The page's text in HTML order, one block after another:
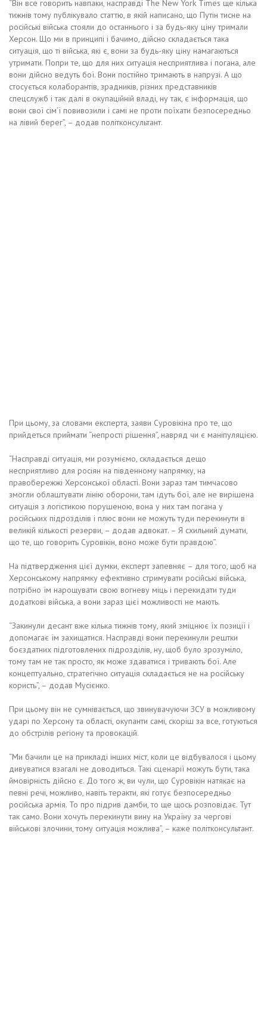
“Він все говорить навпаки, насправді The New York Times ще кілька
тижнів тому публікувало статтю, в якій написано, що Путін тисне на
російські війська стояли до останнього і за будь-яку ціну тримали
Херсон. Що ми в принципі і бачимо, дійсно складається така
ситуація, що ті війська, які є, вони за будь-яку ціну намагаються
утримати. Попри те, що для них ситуація несприятлива і погана, але
вони дійсно ведуть бої. Вони постійно тримають в напрузі. А що
стосується колаборантів, зрадників, різних представників
спецслужб і так далі в окупаційній владі, ну так, є інформація, що
вони свої сім’ї повивозили і самі не проти поїхати безпосередньо
на лівий берег”, – додав політконсультант.
При цьому, за словами експерта, заяви Суровікіна про те, що
прийдеться приймати “непрості рішення”, навряд чи є маніпуляцією.
“Насправді ситуація, ми розуміємо, складається дещо
несприятливо для росіян на південному напрямку, на
правобережжі Херсонської області. Вони зараз там тимчасово
змогли облаштувати лінію оборони, там ідуть бої, але не вирішена
ситуація з логістикою порушеною, вона у них там погана у
російських підрозділів і плюс вони не можуть туди перекинути в
великій кількості резерви, – додав адвокат. – Я схильний думати,
що те, що говорить Суровікін, воно може бути правдою”.
На підтвердження цієї думки, експерт запевняє – для того, щоб на
Херсонському напрямку ефективно стримувати російські війська,
потрібно їм нарощувати свою вогневу міць і перекидати туди
додаткові війська, а вони зараз цієї можливості не мають.
“Закинули десант вже кілька тижнів тому, який зміцнює їх позиції і
допомагає їм захищатися. Насправді вони перекинули рештки
боєздатних підготовлених підрозділів, ну, щоб було зрозуміло,
тому там не так просто, як може здаватися і тривають бої. Але
концептуально, стратегічно ситуація складається не на російську
користь”, – додав Мусієнко.
При цьому він не сумнівається, що звинувачуючи ЗСУ в можливому
ударі по Херсону та області, окупанти самі, скоріш за все, готуються
до обстрілів регіону та провокацій.
“Ми бачили це на прикладі інших міст, коли це відбувалося і цьому
дивуватися взагалі не доводиться. Такі сценарії можуть бути, така
ймовірність дійсно є. До того ж, ви чули, що Суровікін натякає на
певні речі, можливо, навіть теракти, які готує безпосередньо
російська армія. То про підрив дамби, то ще щось розповідає. Тут
так само. Вони хочуть перекинути вину на Україну за чергові
військові злочини, тому ситуація можлива”, – каже політконсультант.